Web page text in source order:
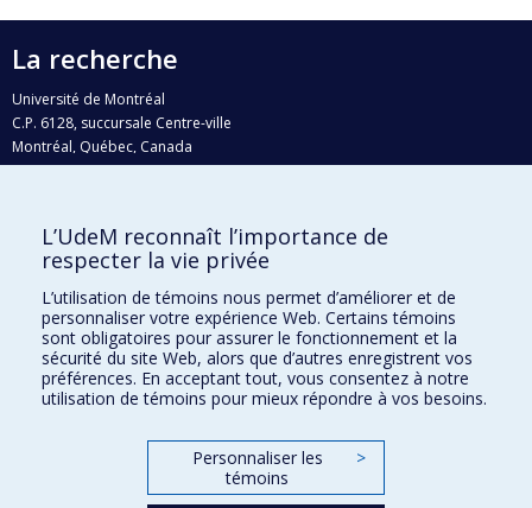
La recherche
Université de Montréal
C.P. 6128, succursale Centre-ville
Montréal, Québec, Canada
H3C 3J7
Qui fait quoi?
Nous trouver
Plan du site
Accessibilité
L’UdeM reconnaît l’importance de
respecter la vie privée
L’utilisation de témoins nous permet d’améliorer et de
personnaliser votre expérience Web. Certains témoins
sont obligatoires pour assurer le fonctionnement et la
sécurité du site Web, alors que d’autres enregistrent vos
préférences. En acceptant tout, vous consentez à notre
utilisation de témoins pour mieux répondre à vos besoins.
Personnaliser les
témoins
>